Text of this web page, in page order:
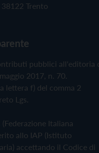
Trento
pubblici all'editoria
2017, n. 70.
lettera f) del comma 2
Lgs.
Italiana
allo IAP (Istituto
accettando il Codice di